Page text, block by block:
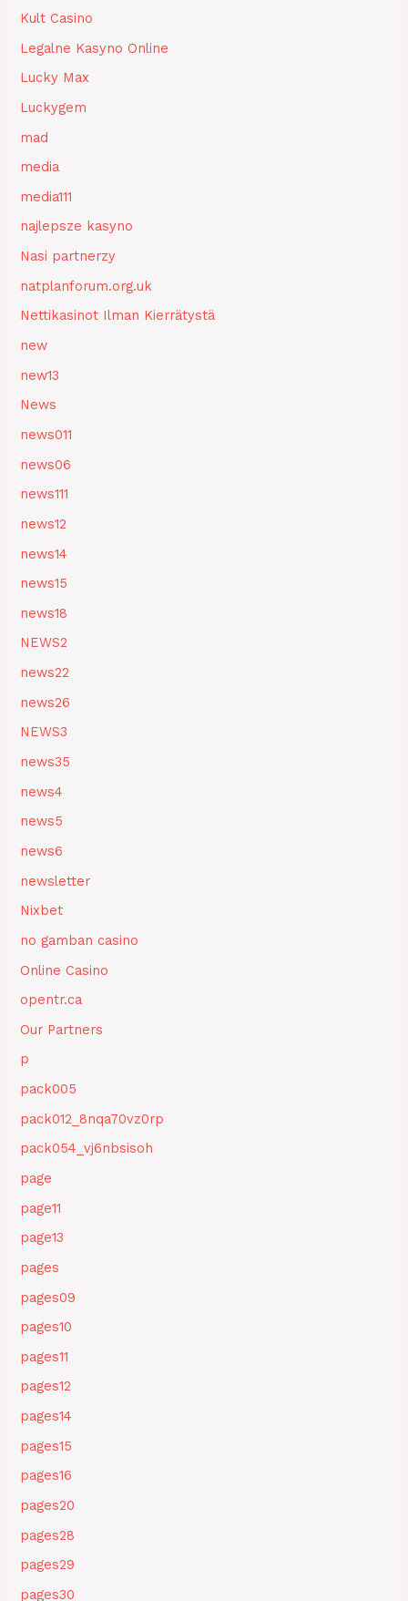
Kult Casino
Legalne Kasyno Online
Lucky Max
Luckygem
mad
media
media111
najlepsze kasyno
Nasi partnerzy
natplanforum.org.uk
Nettikasinot Ilman Kierrätystä
new
new13
News
news011
news06
news111
news12
news14
news15
news18
NEWS2
news22
news26
NEWS3
news35
news4
news5
news6
newsletter
Nixbet
no gamban casino
Online Casino
opentr.ca
Our Partners
p
pack005
pack012_8nqa70vz0rp
pack054_vj6nbsisoh
page
page11
page13
pages
pages09
pages10
pages11
pages12
pages14
pages15
pages16
pages20
pages28
pages29
pages30